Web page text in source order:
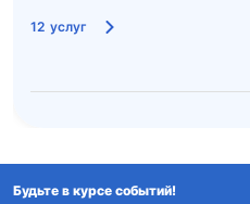
12 услуг
Будьте в курсе событий!